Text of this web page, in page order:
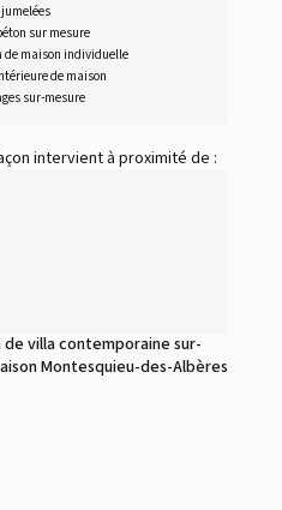
sur mesure
de maison individuelle
de maison
sur-mesure
intervient à proximité de :
villa contemporaine sur-
Montesquieu-des-Albères